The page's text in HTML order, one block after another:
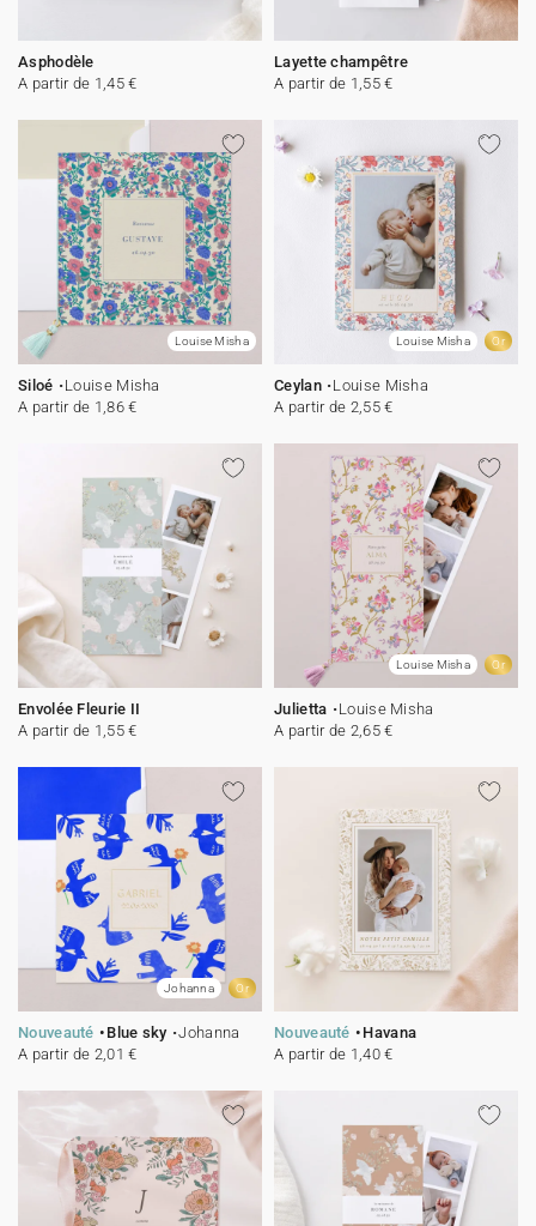
Asphodèle
A partir de 1,45 €
Layette champêtre
A partir de 1,55 €
Louise Misha
Siloé
Louise Misha
A partir de 1,86 €
Louise Misha Or
Ceylan
Louise Misha
A partir de 2,55 €
Envolée Fleurie II
A partir de 1,55 €
Louise Misha Or
Julietta
Louise Misha
A partir de 2,65 €
Johanna Or
Nouveauté Blue sky
Johanna
A partir de 2,01 €
Nouveauté
Havana
A partir de 1,40 €